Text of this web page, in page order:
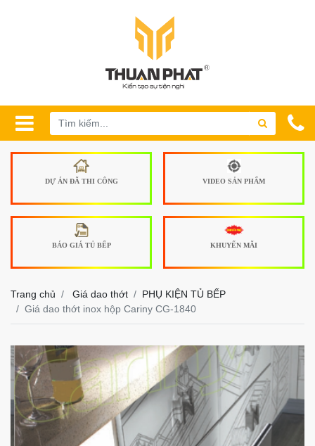
DỰ ÁN ĐÃ THI CÔNG VIDEO SẢN PHẨM
BÁO GIÁ TỦ BẾP KHUYẾN MÃI
Trang chủ Giá dao thớt
PHỤ KIỆN TỦ BẾP
Giá dao thớt inox hộp Cariny CG-1840